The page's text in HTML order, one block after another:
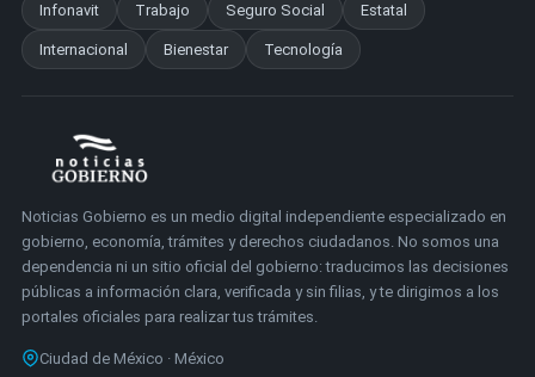
Infonavit Trabajo Seguro Social Estatal
Internacional Bienestar Tecnología
Noticias Gobierno es un medio digital independiente especializado en
gobierno, economía, trámites y derechos ciudadanos. No somos una
dependencia ni un sitio oficial del gobierno: traducimos las decisiones
públicas a información clara, verificada y sin filias, y te dirigimos a los
portales oficiales para realizar tus trámites.
Ciudad de México · México